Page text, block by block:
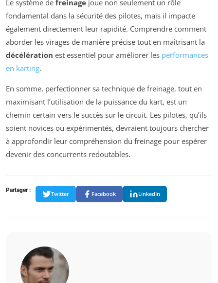
Le système de freinage joue non seulement un rôle
fondamental dans la sécurité des pilotes, mais il impacte
également directement leur rapidité. Comprendre comment
aborder les virages de manière précise tout en maîtrisant la
décélération est essentiel pour améliorer les performances
en karting.
En somme, perfectionner sa technique de freinage, tout en
maximisant l’utilisation de la puissance du kart, est un
chemin certain vers le succès sur le circuit. Les pilotes, qu’ils
soient novices ou expérimentés, devraient toujours chercher
à approfondir leur compréhension du freinage pour espérer
devenir des concurrents redoutables.
Partager :
Twitter Facebook LinkedIn